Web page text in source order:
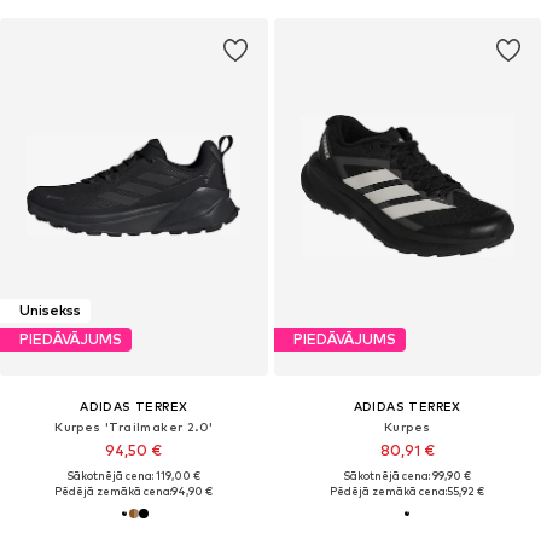
Unisekss
PIEDĀVĀJUMS
ADIDAS TERREX
Kurpes 'Trailmaker 2.0'
94,50 €
Sākotnējā cena: 119,00 €
Pēdējā zemākā cena:94,90 €
PIEDĀVĀJUMS
ADIDAS TERREX
Kurpes
80,91 €
Sākotnējā cena: 99,90 €
Pēdējā zemākā cena:55,92 €